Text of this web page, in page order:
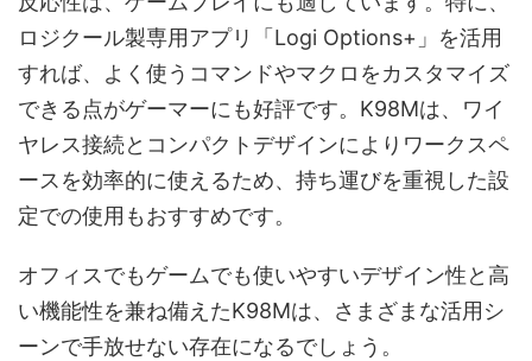
ロジクール製専用アプリ「Logi Options+」を活用
すれば、よく使うコマンドやマクロをカスタマイズ
できる点がゲーマーにも好評です。K98Mは、ワイ
ヤレス接続とコンパクトデザインによりワークスペ
ースを効率的に使えるため、持ち運びを重視した設
定での使用もおすすめです。
オフィスでもゲームでも使いやすいデザイン性と高
い機能性を兼ね備えたK98Mは、さまざまな活用シ
ーンで手放せない存在になるでしょう。